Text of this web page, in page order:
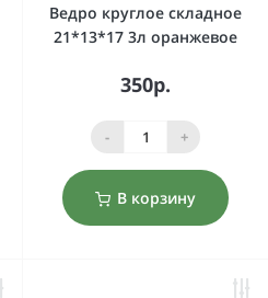
Ведро круглое складное
21*13*17 3л оранжевое
350р.
- +
В корзину